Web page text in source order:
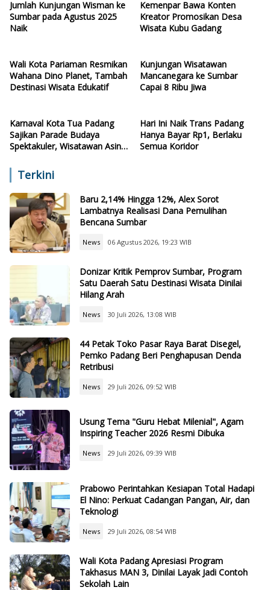
Jumlah Kunjungan Wisman ke
Sumbar pada Agustus 2025
Naik
Kemenpar Bawa Konten
Kreator Promosikan Desa
Wisata Kubu Gadang
Wali Kota Pariaman Resmikan
Wahana Dino Planet, Tambah
Destinasi Wisata Edukatif
Kunjungan Wisatawan
Mancanegara ke Sumbar
Capai 8 Ribu Jiwa
Karnaval Kota Tua Padang
Sajikan Parade Budaya
Spektakuler, Wisatawan Asing
Hari Ini Naik Trans Padang
Hanya Bayar Rp1, Berlaku
Semua Koridor
Terkini
Baru 2,14% Hingga 12%, Alex Sorot
Lambatnya Realisasi Dana Pemulihan
Bencana Sumbar
News 06 Agustus 2026, 19:23 WIB
Donizar Kritik Pemprov Sumbar, Program
Satu Daerah Satu Destinasi Wisata Dinilai
Hilang Arah
News 30 Juli 2026, 13:08 WIB
44 Petak Toko Pasar Raya Barat Disegel,
Pemko Padang Beri Penghapusan Denda
Retribusi
News 29 Juli 2026, 09:52 WIB
Usung Tema "Guru Hebat Milenial", Agam
Inspiring Teacher 2026 Resmi Dibuka
News 29 Juli 2026, 09:39 WIB
Prabowo Perintahkan Kesiapan Total Hadapi
El Nino: Perkuat Cadangan Pangan, Air, dan
Teknologi
News 29 Juli 2026, 08:54 WIB
Wali Kota Padang Apresiasi Program
Takhasus MAN 3, Dinilai Layak Jadi Contoh
Sekolah Lain